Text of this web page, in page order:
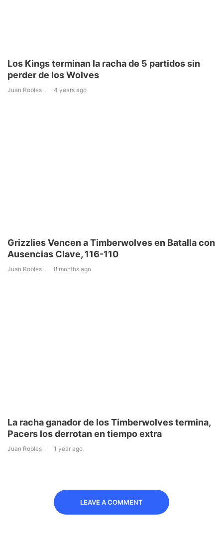
Los Kings terminan la racha de 5 partidos sin
perder de los Wolves
Juan Robles 4 years ago
Grizzlies Vencen a Timberwolves en Batalla con
Ausencias Clave, 116-110
Juan Robles 8 months ago
La racha ganador de los Timberwolves termina,
Pacers los derrotan en tiempo extra
Juan Robles 1 year ago
LEAVE A COMMENT